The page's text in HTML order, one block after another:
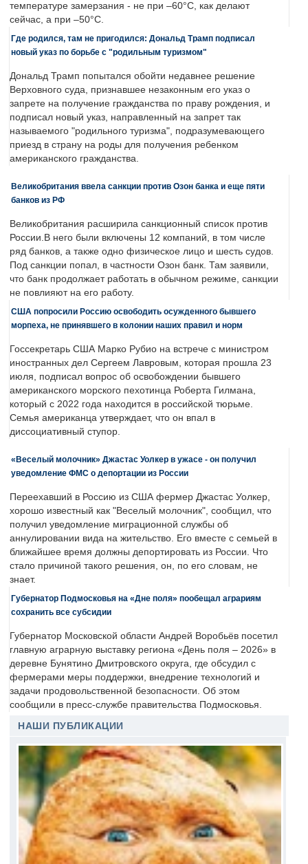
температуре замерзания - не при –60°C, как делают
сейчас, а при –50°C.
Где родился, там не пригодился: Дональд Трамп подписал
новый указ по борьбе с "родильным туризмом"
Дональд Трамп попытался обойти недавнее решение
Верховного суда, признавшее незаконным его указ о
запрете на получение гражданства по праву рождения, и
подписал новый указ, направленный на запрет так
называемого "родильного туризма", подразумевающего
приезд в страну на роды для получения ребенком
американского гражданства.
Великобритания ввела санкции против Озон банка и еще пяти
банков из РФ
Великобритания расширила санкционный список против
России.В него были включены 12 компаний, в том числе
ряд банков, а также одно физическое лицо и шесть судов.
Под санкции попал, в частности Озон банк. Там заявили,
что банк продолжает работать в обычном режиме, санкции
не повлияют на его работу.
США попросили Россию освободить осужденного бывшего
морпеха, не принявшего в колонии наших правил и норм
Госсекретарь США Марко Рубио на встрече с министром
иностранных дел Сергеем Лавровым, которая прошла 23
июля, подписал вопрос об освобождении бывшего
американского морского пехотинца Роберта Гилмана,
который с 2022 года находится в российской тюрьме.
Семья американца утверждает, что он впал в
диссоциативный ступор.
«Веселый молочник» Джастас Уолкер в ужасе - он получил
уведомление ФМС о депортации из России
Переехавший в Россию из США фермер Джастас Уолкер,
хорошо известный как "Веселый молочник", сообщил, что
получил уведомление миграционной службы об
аннулировании вида на жительство. Его вместе с семьей в
ближайшее время должны депортировать из России. Что
стало причиной такого решения, он, по его словам, не
знает.
Губернатор Подмосковья на «Дне поля» пообещал аграриям
сохранить все субсидии
Губернатор Московской области Андрей Воробьёв посетил
главную аграрную выставку региона «День поля – 2026» в
деревне Бунятино Дмитровского округа, где обсудил с
фермерами меры поддержки, внедрение технологий и
задачи продовольственной безопасности. Об этом
сообщили в пресс-службе правительства Подмосковья.
НАШИ ПУБЛИКАЦИИ